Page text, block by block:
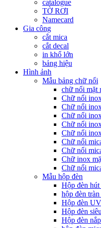
catalogue
TỜ RƠI
Namecard
Gia công
cắt mica
cắt decal
in khổ lớn
bảng hiệu
Hình ảnh
Mẫu bảng chữ nổi
chữ nổi mặt
Chữ nổi
Chữ nổi
Chữ nổi
Chữ nổi
Chữ nổi
Chữ nổi
Chữ nổi
Chữ inox
Chữ nổi
Mẫu hộp đèn
Hộp đèn hút
hộp đèn
Hộp đèn
Hộp đèn
Hộp đèn